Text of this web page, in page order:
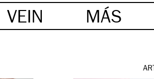
VEIN MÁS